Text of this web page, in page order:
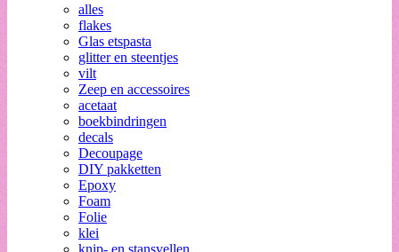
alles
flakes
Glas etspasta
glitter en steentjes
vilt
Zeep en accessoires
acetaat
boekbindringen
decals
Decoupage
DIY pakketten
Epoxy
Foam
Folie
klei
knip- en stansvellen